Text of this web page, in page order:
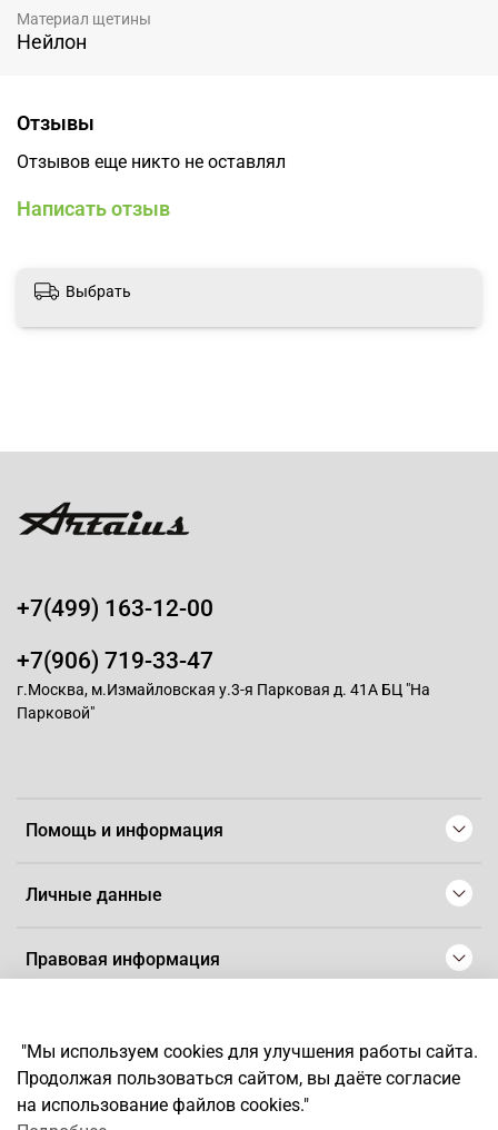
Материал щетины
Нейлон
Отзывы
Отзывов еще никто не оставлял
Написать отзыв
Выбрать
Помощь и информация
Личные данные
Правовая информация
+7(499) 163-12-00
+7(906) 719-33-47
г.Москва, м.Измайловская у.3-я Парковая д. 41А БЦ "На
Парковой"
*Любое использование контента без письменного разрешения
запрещено
"Мы используем cookies для улучшения работы сайта.
Продолжая пользоваться сайтом, вы даёте согласие
на использование файлов cookies."